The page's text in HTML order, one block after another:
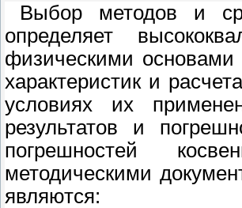
Выбор методов и
определяет
физическими основами
характеристик и
условиях их
результатов и
погрешностей
методическими
являются: